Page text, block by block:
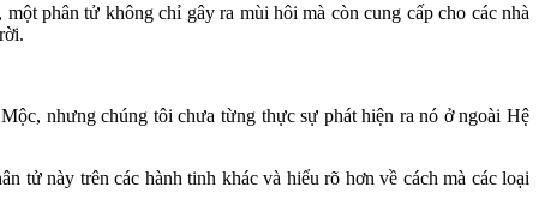
phân tử không chỉ gây ra mùi hôi mà còn cung cấp cho các nhà
nhưng chúng tôi chưa từng thực sự phát hiện ra nó ở ngoài Hệ
tử này trên các hành tinh khác và hiểu rõ hơn về cách mà các loại